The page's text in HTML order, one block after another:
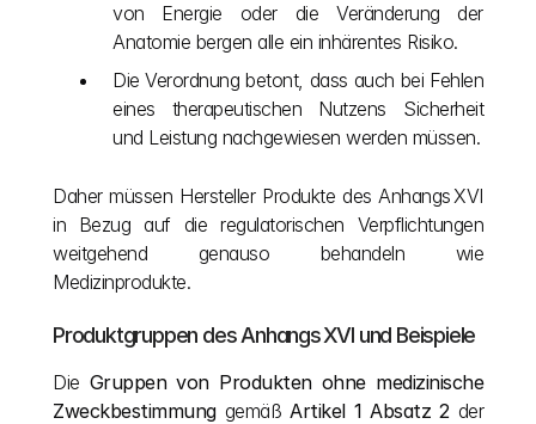
von Energie oder die Veränderung der
Anatomie bergen alle ein inhärentes Risiko.
Die Verordnung betont, dass auch bei Fehlen
eines therapeutischen Nutzens Sicherheit
und Leistung nachgewiesen werden müssen.
Daher müssen Hersteller Produkte des Anhangs XVI
in Bezug auf die regulatorischen Verpflichtungen
weitgehend genauso behandeln wie
Medizinprodukte.
Produktgruppen des Anhangs XVI und Beispiele
Die Gruppen von Produkten ohne medizinische
Zweckbestimmung gemäß Artikel 1 Absatz 2
der